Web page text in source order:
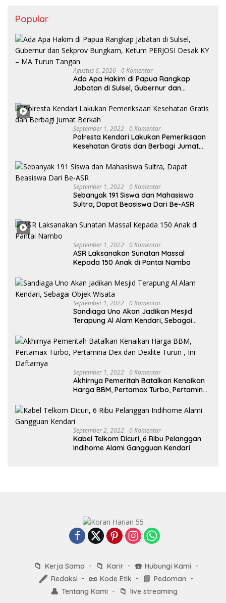
Popular
Agustus 6, 2026 0 Komentar
Ada Apa Hakim di Papua Rangkap
Jabatan di Sulsel, Gubernur dan
Desak KY – MA Turun Tangan
September 1, 2022 0 Komentar
Polresta Kendari Lakukan Pemeriksaan
Kesehatan Gratis dan Berbagi Jumat
September 1, 2022 0 Komentar
Sebanyak 191 Siswa dan Mahasiswa
Sultra, Dapat Beasiswa Dari Be-ASR
September 1, 2022 0 Komentar
ASR Laksanakan Sunatan Massal
Kepada 150 Anak di Pantai Nambo
September 1, 2022 0 Komentar
Sandiaga Uno Akan Jadikan Mesjid
Terapung Al Alam Kendari, Sebagai
September 1, 2022 0 Komentar
Akhirnya Pemeritah Batalkan Kenaikan
Harga BBM, Pertamax Turbo, Pertamina
September 2, 2022 0 Komentar
Kabel Telkom Dicuri, 6 Ribu Pelanggan
Indihome Alami Gangguan Kendari
📁 Kerja Sama 📁 Karir ☎️ Hubungi Kami
🖋️ Redaksi 📜 Kode Etik 📘 Pedoman
👤 Tentang Kami 📁 live streaming